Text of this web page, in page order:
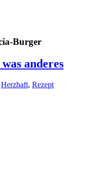
Burger
anderes
Herzhaft, Rezept